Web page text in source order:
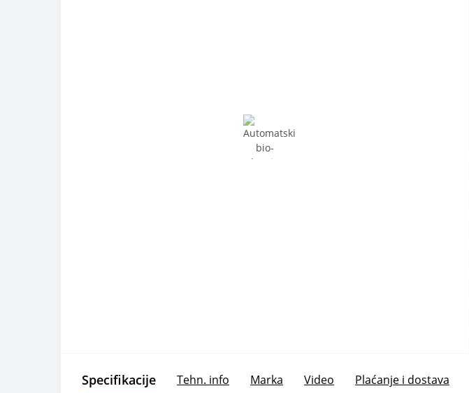
Specifikacije Tehn. info Marka Video Plaćanje i dostava